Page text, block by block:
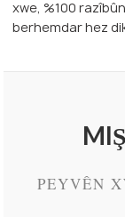
xwe, %100
berhemdar hez
PEYVÊN